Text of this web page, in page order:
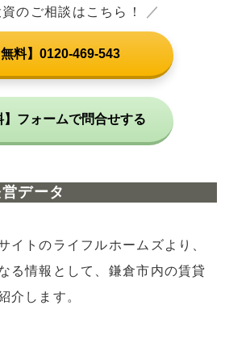
のご相談はこちら！ ／
料】0120-469-543
】フォームで問合せする
データ
イトのライフルホームズより、
る情報として、鎌倉市内の賃貸
介します。